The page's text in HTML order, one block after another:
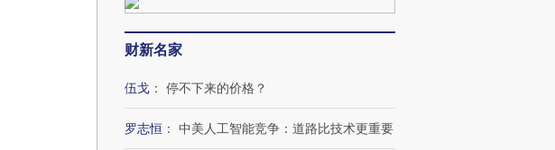
财新名家
伍戈 ： 停不下来的价格？
罗志恒 ： 中美人工智能竞争：道路比技术更重要